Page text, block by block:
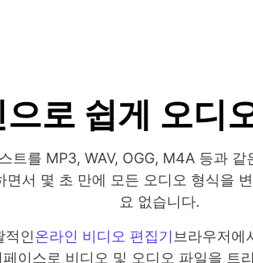
로 쉽게 오디
트를 MP3, WAV, OGG, M4A 등과
서 몇 초 만에 모든 오디오 형식을
요 없습니다.
적인온라인 비디오 편집기브라우저에
이스로 비디오 및 오디오 파일을 트